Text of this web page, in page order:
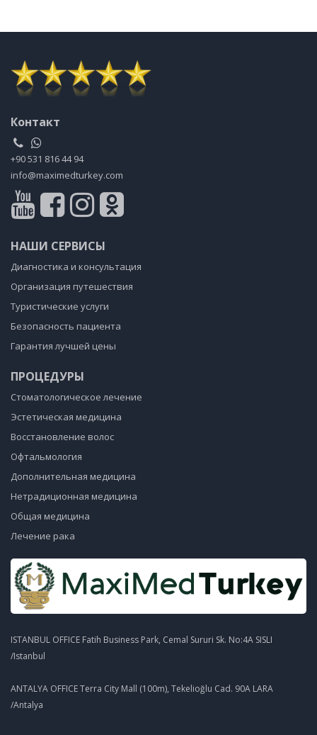
Контакт
+90 531 816 44 94
info@maximedturkey.com
НАШИ СЕРВИСЫ
Диагностика и консультация
Организация путешествия
Туристические услуги
Безопасность пациента
Гарантия лучшей цены
ПРОЦЕДУРЫ
Стоматологическое лечение
Эстетическая медицина
Восстановление волос
Офтальмология
Дополнительная медицина
Нетрадиционная медицина
Общая медицина
Лечение рака
ISTANBUL OFFICE Fatih Business Park, Cemal Sururi Sk. No:4A SISLI
/Istanbul
ANTALYA OFFICE Terra City Mall (100m), Tekelioğlu Cad. 90A LARA
/Antalya